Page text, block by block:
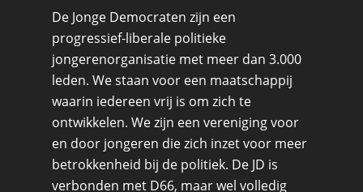
De Jonge Democraten zijn een
progressief-liberale politieke
jongerenorganisatie met meer dan 3.000
leden. We staan voor een maatschappij
waarin iedereen vrij is om zich te
ontwikkelen. We zijn een vereniging voor
en door jongeren die zich inzet voor meer
betrokkenheid bij de politiek. De JD is
verbonden met D66, maar wel volledig